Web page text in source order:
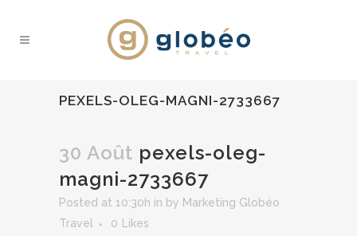
PEXELS-OLEG-MAGNI-2733667
30 Août pexels-oleg-
magni-2733667
Posted at 10:30h in by Marketing Globéo
Travel
0 Likes